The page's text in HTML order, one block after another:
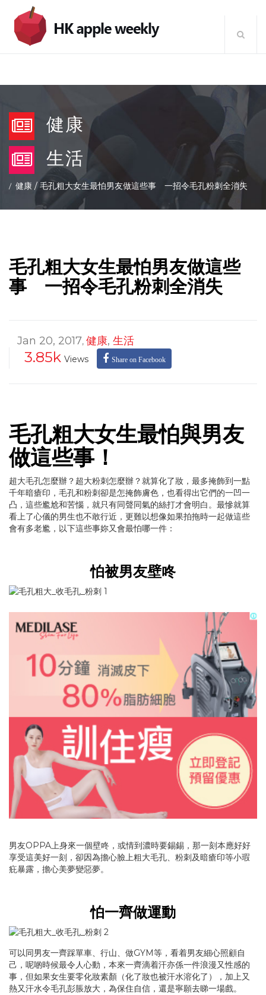
健康
生活
健康 /毛孔粗大女生最怕男友做這些事 一招令毛孔粉刺全消失
毛孔粗大女生最怕男友做這些
事 一招令毛孔粉刺全消失
Jan 20, 2017, 健康, 生活
3.85k Views Share on Facebook
毛孔粗大女生最怕與男友
做這些事！
超大毛孔怎麼辦？超大粉刺怎麼辦？就算化了妝，最多掩飾到一點
千年暗瘡印，毛孔和粉刺卻是怎掩飾膚色，也看得出它們的一凹一
凸，這些尷尬和苦惱，就只有同聲同氣的絲打才會明白。最慘就算
看上了心儀的男生也不敢行近，更難以想像如果拍拖時一起做這些
會有多老尷，以下這些事妳又會最怕哪一件：
怕被男友壁咚
男友OPPA上身來一個壁咚，或情到濃時要錫錫，那一刻本應好好
享受這美好一刻，卻因為擔心臉上粗大毛孔、粉刺及暗瘡印等小瑕
疪暴露，擔心美夢變惡夢。
怕一齊做運動
可以同男友一齊踩單車、行山、做GYM等，看着男友細心照顧自
己，呢啲時候最令人心動，本來一齊滴着汗亦係一件浪漫又性感的
事，但如果女生要零化妝素顏（化了妝也被汗水溶化了），加上又
熱又汗水令毛孔彭脹放大，為保住自信，還是寧願去睇一場戲。